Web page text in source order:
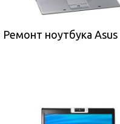
Ремонт ноутбука Asus